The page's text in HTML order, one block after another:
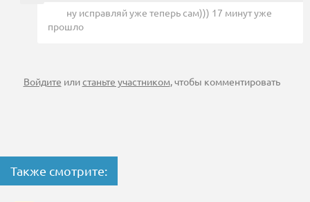
ну исправляй уже теперь сам))) 17 минут уже
прошло
Войдите илистаньте участником, чтобы комментировать
Также смотрите: